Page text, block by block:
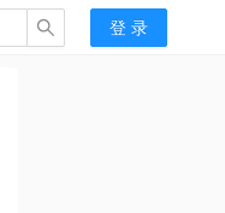
登 录